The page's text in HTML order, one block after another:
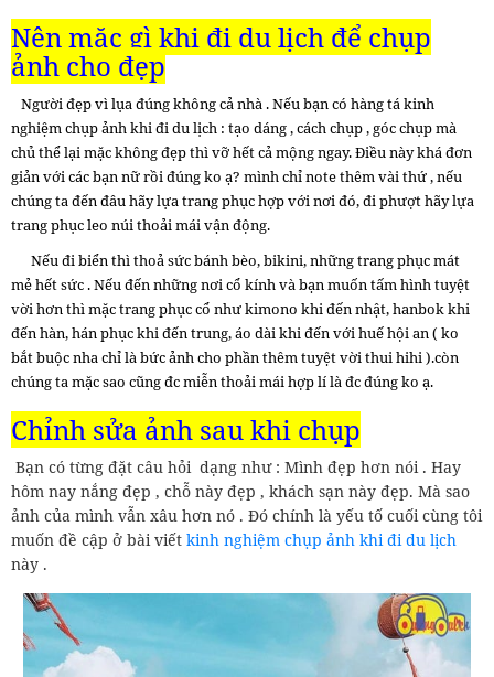
Nên mặc gì khi đi du lịch để chụp
ảnh cho đẹp
Người đẹp vì lụa đúng không cả nhà . Nếu bạn có hàng tá kinh
nghiệm chụp ảnh khi đi du lịch : tạo dáng , cách chụp , góc chụp mà
chủ thể lại mặc không đẹp thì vỡ hết cả mộng ngay. Điều này khá đơn
giản với các bạn nữ rồi đúng ko ạ? mình chỉ note thêm vài thứ , nếu
chúng ta đến đâu hãy lựa trang phục hợp với nơi đó, đi phượt hãy lựa
trang phục leo núi thoải mái vận động.
Nếu đi biển thì thoả sức bánh bèo, bikini, những trang phục mát
mẻ hết sức . Nếu đến những nơi cổ kính và bạn muốn tấm hình tuyệt
vời hơn thì mặc trang phục cổ như kimono khi đến nhật, hanbok khi
đến hàn, hán phục khi đến trung, áo dài khi đến với huế hội an ( ko
bắt buộc nha chỉ là bức ảnh cho phần thêm tuyệt vời thui hihi ).còn
chúng ta mặc sao cũng đc miễn thoải mái hợp lí là đc đúng ko ạ.
Chỉnh sửa ảnh sau khi chụp
Bạn có từng đặt câu hỏi dạng như : Mình đẹp hơn nói . Hay
hôm nay nắng đẹp , chỗ này đẹp , khách sạn này đẹp. Mà sao
ảnh của mình vẫn xâu hơn nó . Đó chính là yếu tố cuối cùng tôi
muốn đề cập ở bài viết kinh nghiệm chụp ảnh khi đi du lịch
này .